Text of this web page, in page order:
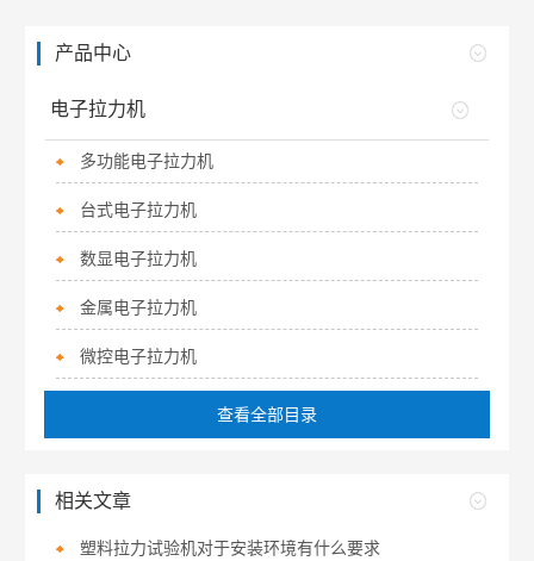
产品中心
电子拉力机
多功能电子拉力机
台式电子拉力机
数显电子拉力机
金属电子拉力机
微控电子拉力机
查看全部目录
相关文章
塑料拉力试验机对于安装环境有什么要求